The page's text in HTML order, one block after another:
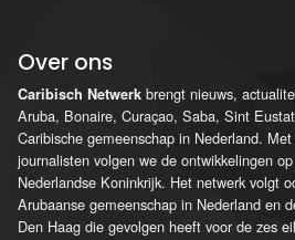
Over ons
Caribisch Netwerk brengt nieuws,
Aruba, Bonaire, Curaçao, Saba, Sint
Caribische gemeenschap in Nederland.
journalisten volgen we de ontwikkelingen
Nederlandse Koninkrijk. Het netwerk volgt
Arubaanse gemeenschap in Nederland en
Den Haag die gevolgen heeft voor de zes